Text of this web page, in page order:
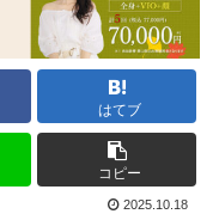
はてブ
コピー
2025.10.18